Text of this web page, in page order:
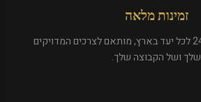
זמינות מלאה
שירות VIP אישי 24/6 לכל יעד בארץ, מותאם לצרכים המדויקים
שלך ושל הקבוצה שלך.